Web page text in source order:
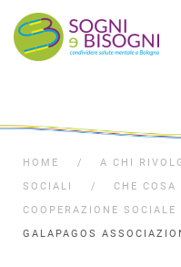
HOME A CHI
SOCIALI
CHE COSA
COOPERAZIONE SOCIALE
GALAPAGOS